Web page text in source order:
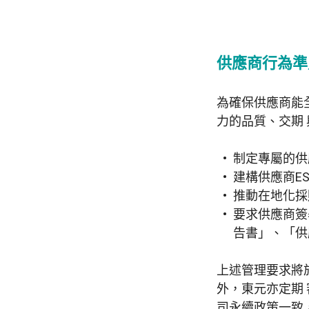
供應商行為
為確保供應商能
力的品質、交期
制定專屬的
建構供應商
推動在地化
要求供應商
告書」、「
上述管理要求
外，東元亦定期